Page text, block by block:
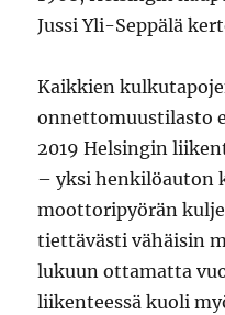
Jussi Yli-Seppälä
Kaikkien
onnettomuustilasto
2019 Helsingin
– yksi henkilöauton
moottoripyörän
tiettävästi vähäisin
lukuun ottamatta
liikenteessä kuoli